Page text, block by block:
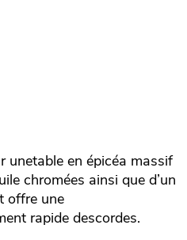
unetable en épicéa massif
chromées ainsi que d’un
offre une
rapide descordes.